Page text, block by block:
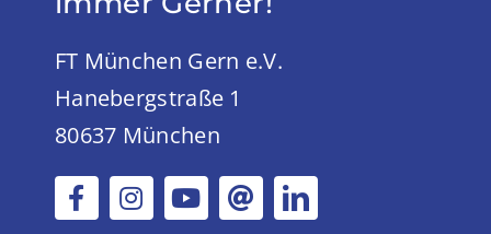
FT München Gern e.V.
Hanebergstraße 1
80637 München